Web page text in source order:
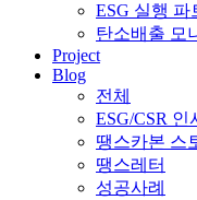
ESG 실행 파
탄소배출 모
Project
Blog
전체
ESG/CSR 인
땡스카본 스
땡스레터
성공사례